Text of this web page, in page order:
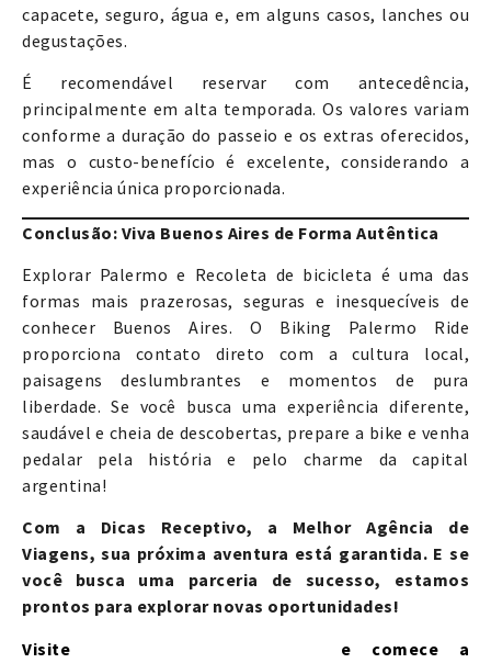
capacete, seguro, água e, em alguns casos, lanches ou
degustações.
É recomendável reservar com antecedência,
principalmente em alta temporada. Os valores variam
conforme a duração do passeio e os extras oferecidos,
mas o custo-benefício é excelente, considerando a
experiência única proporcionada.
Conclusão: Viva Buenos Aires de Forma Autêntica
Explorar Palermo e Recoleta de bicicleta é uma das
formas mais prazerosas, seguras e inesquecíveis de
conhecer Buenos Aires. O Biking Palermo Ride
proporciona contato direto com a cultura local,
paisagens deslumbrantes e momentos de pura
liberdade. Se você busca uma experiência diferente,
saudável e cheia de descobertas, prepare a bike e venha
pedalar pela história e pelo charme da capital
argentina!
Com a Dicas Receptivo, a Melhor Agência de
Viagens, sua próxima aventura está garantida. E se
você busca uma parceria de sucesso, estamos
prontos para explorar novas oportunidades!
Visite
e comece a